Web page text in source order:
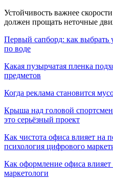
Устойчивость важнее
должен прощать неточные
Первый сапборд: как выбрать
по воде
Какая пузырчатая пленка
предметов
Когда реклама становится
Крыша над головой
это серьёзный проект
Как чистота офиса влияет на
психология цифрового
Как оформление офиса
маркетологи